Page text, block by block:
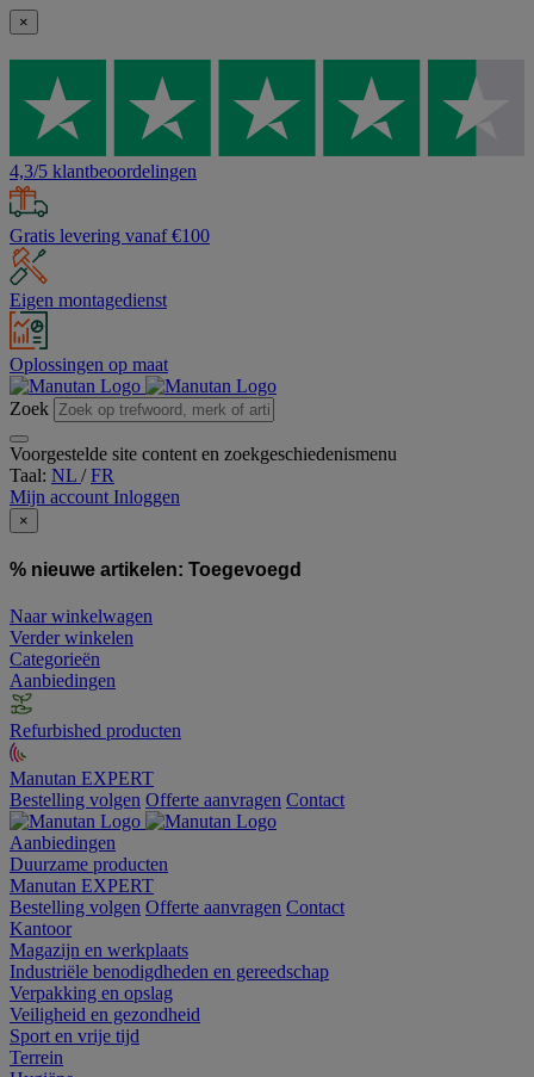
×
4,3/5 klantbeoordelingen
Gratis levering vanaf €100
Eigen montagedienst
Oplossingen op maat
Zoek
Voorgestelde site content en zoekgeschiedenismenu
Taal: NL /FR
Mijn account Inloggen
×
% nieuwe artikelen: Toegevoegd
Naar winkelwagen
Verder winkelen
Categorieën
Aanbiedingen
Refurbished producten
Manutan EXPERT
Bestelling volgen Offerte aanvragen Contact
Aanbiedingen
Duurzame producten
Manutan EXPERT
Bestelling volgen Offerte aanvragen Contact
Kantoor
Magazijn en werkplaats
Industriële benodigdheden en gereedschap
Verpakking en opslag
Veiligheid en gezondheid
Sport en vrije tijd
Terrein